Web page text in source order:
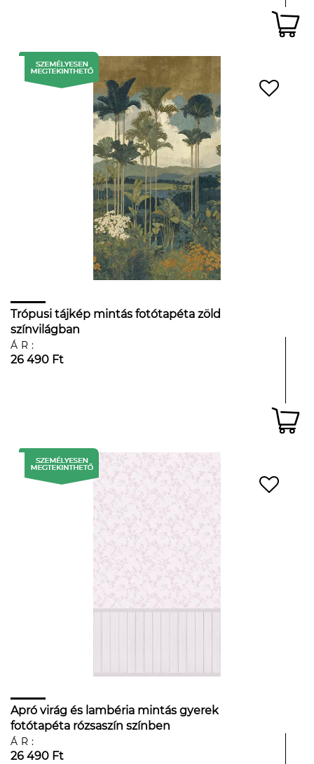
Trópusi tájkép mintás fotótapéta zöld
színvilágban
ÁR:
26 490 Ft
Apró virág és lambéria mintás gyerek
fotótapéta rózsaszín színben
ÁR:
26 490 Ft